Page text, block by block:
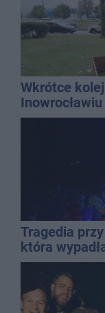
Wkrótce
Inowrocławiu
Tragedia
która